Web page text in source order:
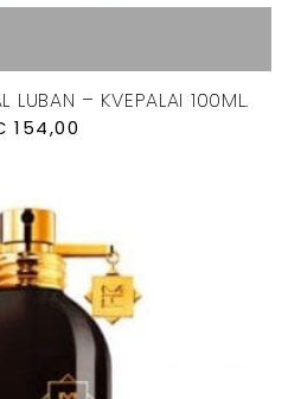
LUBAN – KVEPALAI 100ML.
154,00